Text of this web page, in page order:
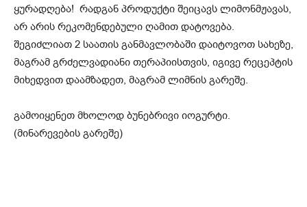
ყურადღება! რადგან პროდუქტი შეიცავს ლიმონმჟავას,
არ არის რეკომენდებული ღამით დატოვება.
შეგიძლიათ 2 საათის განმავლობაში დაიტოვოთ სახეზე,
მაგრამ გრძელვადიანი თერაპიისთვის, იგივე რეცეპტის
მიხედვით დაამზადეთ, მაგრამ ლიმნის გარეშე.
გამოიყენეთ მხოლოდ ბუნებრივი იოგურტი.
(მინარევების გარეშე)